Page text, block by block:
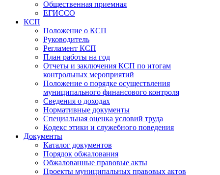
Общественная приемная
ЕГИССО
КСП
Положение о КСП
Руководитель
Регламент КСП
План работы на год
Отчеты и заключения КСП по итогам
контрольных мероприятий
Положение о порядке осуществления
муниципального финансового контроля
Сведения о доходах
Нормативные документы
Специальная оценка условий труда
Кодекс этики и служебного поведения
Документы
Каталог документов
Порядок обжалования
Обжалованные правовые акты
Проекты муниципальных правовых актов